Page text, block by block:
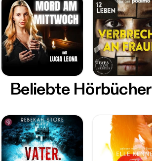
Beliebte Hörbücher